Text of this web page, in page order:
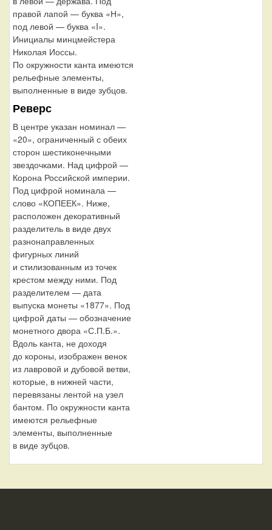
правой лапой — буква «Н»,
под левой — буква «I».
Инициалы минцмейстера
Николая Иоссы.
По окружности канта имеются
рельефные элементы,
выполненные в виде зубцов.
Реверс
В центре указан номинал —
«20», ограниченный с обеих
сторон шестиконечными
звездочками. Над цифрой —
Корона Российской империи.
Под цифрой номинала —
слово «КОПЕЕК». Ниже,
расположен декоративный
разделитель в виде двух
разнонаправленных
фигурных линий
и стилизованным из точек
крестом между ними. Под
разделителем — дата
выпуска монеты «1877». Под
цифрой даты — обозначение
монетного двора «С.П.Б.».
Вдоль канта, не доходя
до короны, изображен венок
из лавровой и дубовой ветви,
которые, в нижней части,
перевязаны лентой на узел
бантом. По окружности канта
имеются рельефные
элементы, выполненные
в виде зубцов.